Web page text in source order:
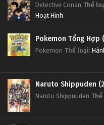
Detective Conan Thể
Hoạt Hình
Pokemon Tổng Hợp
Pokemon Thể loại:
Naruto Shippuden
Naruto Shippuuden